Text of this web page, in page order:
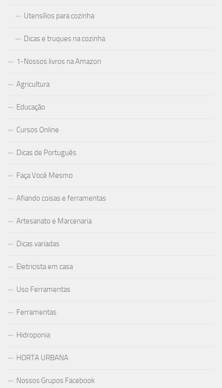
Utensílios para cozinha
Dicas e truques na cozinha
1-Nossos livros na Amazon
Agricultura
Educação
Cursos Online
Dicas de Português
Faça Você Mesmo
Afiando coisas e ferramentas
Artesanato e Marcenaria
Dicas variadas
Eletricista em casa
Uso Ferramentas
Ferramentas
Hidroponia
HORTA URBANA
Nossos Grupos Facebook